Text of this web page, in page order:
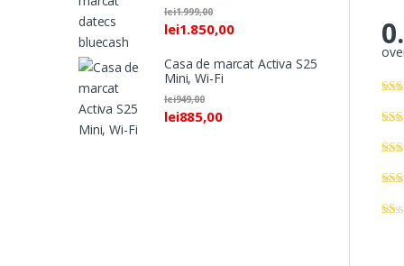
lei1.850,00
lei1.999,00
Casa de marcat Activa S25
Mini, Wi-Fi
lei885,00
lei949,00